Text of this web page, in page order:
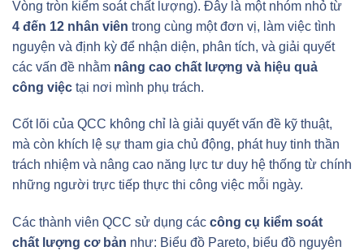
Vòng tròn kiểm soát chất lượng). Đây là một nhóm nhỏ từ
4 đến 12 nhân viên trong cùng một đơn vị, làm việc tình
nguyện và định kỳ để nhận diện, phân tích, và giải quyết
các vấn đề nhằm nâng cao chất lượng và hiệu quả
công việc tại nơi mình phụ trách.
Cốt lõi của QCC không chỉ là giải quyết vấn đề kỹ thuật,
mà còn khích lệ sự tham gia chủ động, phát huy tinh thần
trách nhiệm và nâng cao năng lực tư duy hệ thống từ chính
những người trực tiếp thực thi công việc mỗi ngày.
Các thành viên QCC sử dụng các công cụ kiểm soát
chất lượng cơ bản như: Biểu đồ Pareto, biểu đồ nguyên